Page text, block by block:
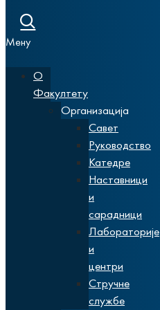
Мену
О
Факултету
Организација
Савет
Руководство
Катедре
Наставници
и
сарадници
Лабораторије
и
центри
Стручне
службе